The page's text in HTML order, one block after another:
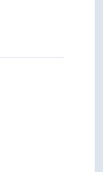
citās